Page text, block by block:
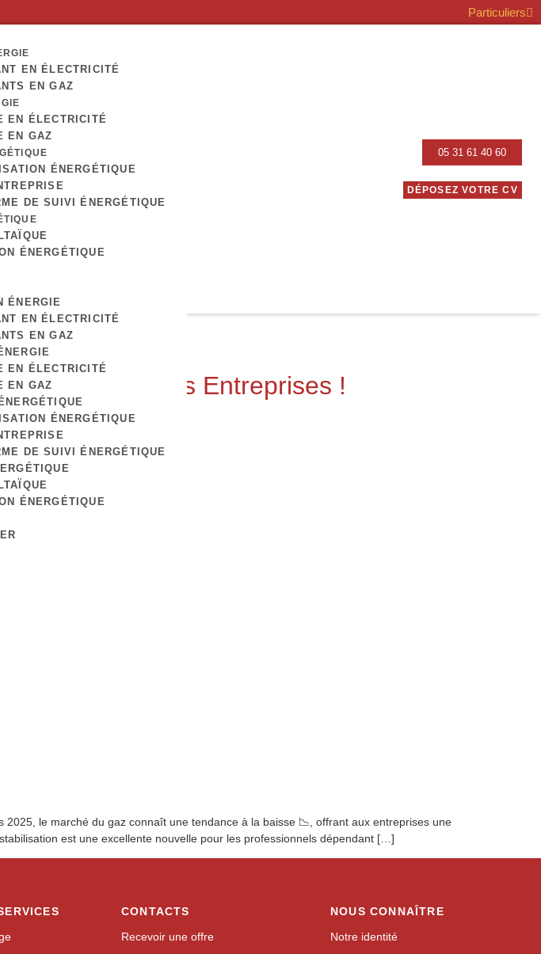
Particuliers
EN ÉLECTRICITÉ
EN GAZ
EN ÉLECTRICITÉ
EN GAZ
ÉNERGÉTIQUE
DE SUIVI ÉNERGÉTIQUE
ÉNERGÉTIQUE
ÉNERGIE
EN ÉLECTRICITÉ
EN GAZ
EN ÉLECTRICITÉ
EN GAZ
ÉNERGÉTIQUE
DE SUIVI ÉNERGÉTIQUE
ÉNERGÉTIQUE
05 31 61 40 60
DÉPOSEZ VOTRE CV
d’Air pour les Entreprises !
le marché du gaz connaît une tendance à la baisse 📉, offrant aux entreprises une
est une excellente nouvelle pour les professionnels dépendant […]
CONTACTS
Recevoir une offre
NOUS CONNAÎTRE
Notre identité